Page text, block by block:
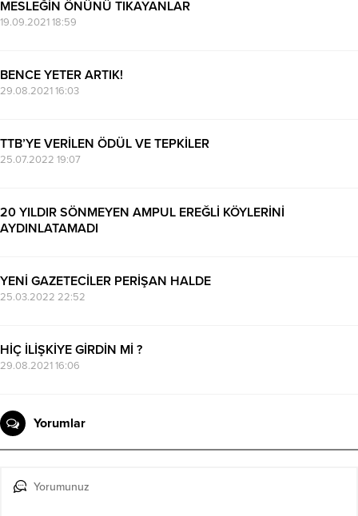
MESLEĞİN ÖNÜNÜ TIKAYANLAR
19.09.2021 18:59
BENCE YETER ARTIK!
29.08.2021 16:03
TTB’YE VERİLEN ÖDÜL VE TEPKİLER
25.07.2022 19:07
20 YILDIR SÖNMEYEN AMPUL EREĞLİ KÖYLERİNİ
AYDINLATAMADI
YENİ GAZETECİLER PERİŞAN HALDE
25.03.2022 22:52
HİÇ İLİŞKİYE GİRDİN Mİ ?
29.08.2021 16:06
Yorumlar